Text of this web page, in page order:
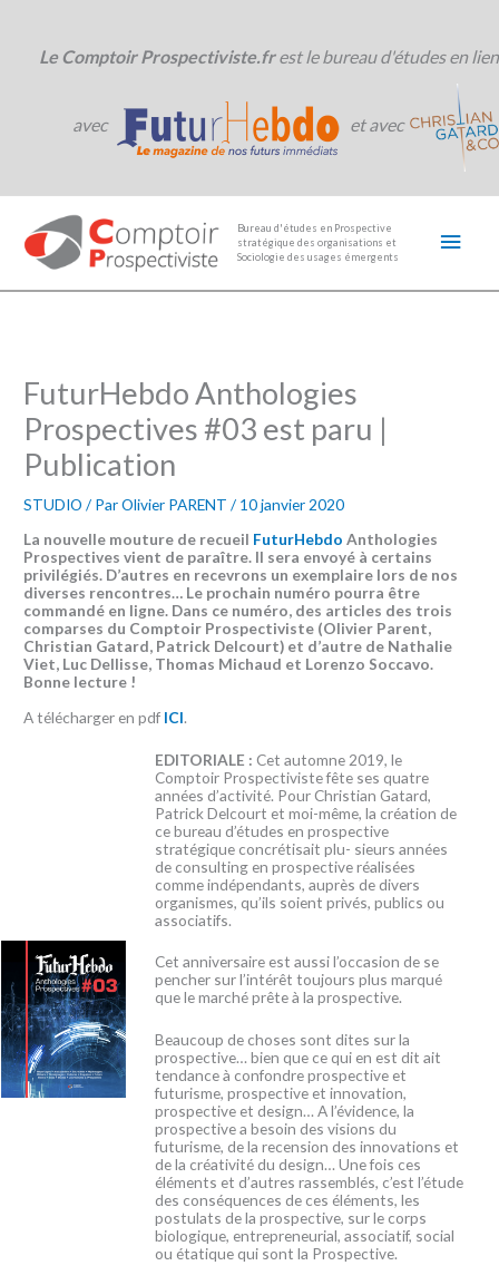
Le Comptoir Prospectiviste.frest le bureau d'études en lien
avec et avec
Bureau d'études en Prospective
stratégique des organisations et
Sociologie des usages émergents
FuturHebdo Anthologies
Prospectives #03 est paru |
Publication
STUDIO / ParOlivier PARENT/ 10 janvier 2020
La nouvelle mouture de recueil FuturHebdo Anthologies
Prospectives vient de paraître. Il sera envoyé à certains
privilégiés. D’autres en recevrons un exemplaire lors de nos
diverses rencontres… Le prochain numéro pourra être
commandé en ligne. Dans ce numéro, des articles des trois
comparses du Comptoir Prospectiviste (Olivier Parent,
Christian Gatard, Patrick Delcourt) et d’autre de Nathalie
Viet, Luc Dellisse, Thomas Michaud et Lorenzo Soccavo.
Bonne lecture !
A télécharger en pdf ICI.
EDITORIALE : Cet automne 2019, le
Comptoir Prospectiviste fête ses quatre
années d’activité. Pour Christian Gatard,
Patrick Delcourt et moi-même, la création de
ce bureau d’études en prospective
stratégique concrétisait plu- sieurs années
de consulting en prospective réalisées
comme indépendants, auprès de divers
organismes, qu’ils soient privés, publics ou
associatifs.
Cet anniversaire est aussi l’occasion de se
pencher sur l’intérêt toujours plus marqué
que le marché prête à la prospective.
Beaucoup de choses sont dites sur la
prospective… bien que ce qui en est dit ait
tendance à confondre prospective et
futurisme, prospective et innovation,
prospective et design… A l’évidence, la
prospective a besoin des visions du
futurisme, de la recension des innovations et
de la créativité du design… Une fois ces
éléments et d’autres rassemblés, c’est l’étude
des conséquences de ces éléments, les
postulats de la prospective, sur le corps
biologique, entrepreneurial, associatif, social
ou étatique qui sont la Prospective.